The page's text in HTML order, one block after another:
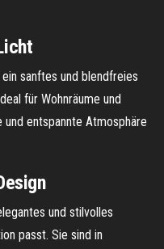
sanftes und blendfreies
für Wohnräume und
entspannte Atmosphäre
und stilvolles
passt. Sie sind in